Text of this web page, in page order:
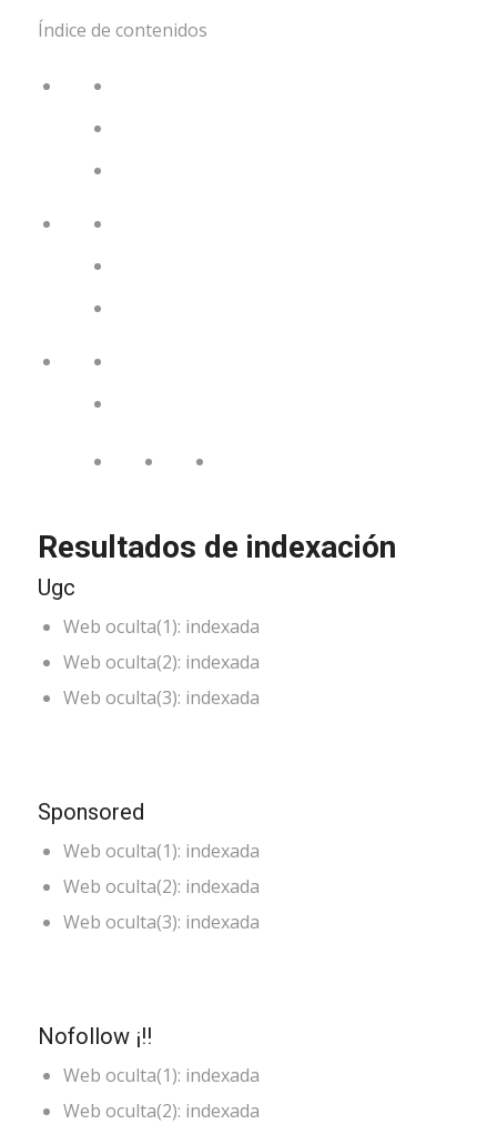
Índice de contenidos
Resultados de indexación
Ugc
Web oculta(1): indexada
Web oculta(2): indexada
Web oculta(3): indexada
Sponsored
Web oculta(1): indexada
Web oculta(2): indexada
Web oculta(3): indexada
Nofollow ¡!!
Web oculta(1): indexada
Web oculta(2): indexada